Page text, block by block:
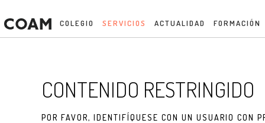
COLEGIO SERVICIOS ACTUALIDAD FORMACIÓN
CONTENIDO RESTRINGIDO
POR FAVOR, IDENTIFÍQUESE CON UN USUARIO CON